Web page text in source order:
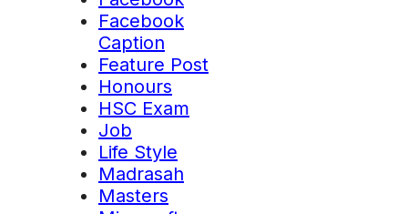
Facebook
Caption
Feature Post
Honours
HSC Exam
Job
Life Style
Madrasah
Masters